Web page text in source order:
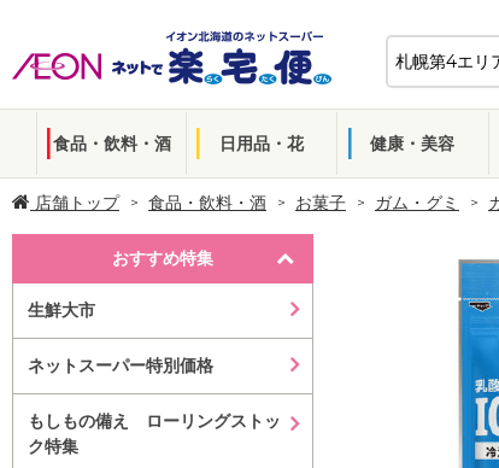
食品・飲料・酒 日用品・花 健康・美容
店舗トップ 食品・飲料・酒 お菓子 ガム・グミ
おすすめ特集
生鮮大市
ネットスーパー特別価格
もしもの備え ローリングストッ
ク特集